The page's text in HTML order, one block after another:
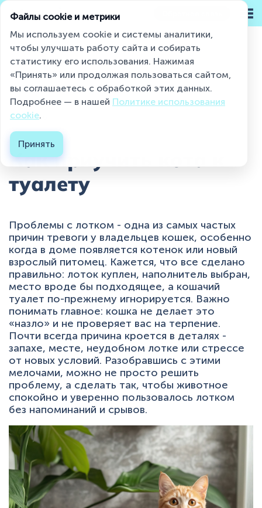
Miaumi® на страже чистоты и свежести
Каталог
О бренде
Контакты
Контакты
+7 (495) 223-95-39
hello@miaumi.ru
Статьи Как приучить кота к туалету...
26.05.2026
Как приучить кота к
туалету
Проблемы с лотком - одна из самых частых
причин тревоги у владельцев кошек, особенно
когда в доме появляется котенок или новый
взрослый питомец. Кажется, что все сделано
правильно: лоток куплен, наполнитель выбран,
место вроде бы подходящее, а кошачий
туалет по-прежнему игнорируется. Важно
понимать главное: кошка не делает это
«назло» и не проверяет вас на терпение.
Почти всегда причина кроется в деталях -
запахе, месте, неудобном лотке или стрессе
от новых условий. Разобравшись с этими
мелочами, можно не просто решить
проблему, а сделать так, чтобы животное
спокойно и уверенно пользовалось лотком
без напоминаний и срывов.
Файлы cookie и метрики
Мы используем cookie и системы аналитики,
чтобы улучшать работу сайта и собирать
статистику его использования. Нажимая
«Принять» или продолжая пользоваться сайтом,
вы соглашаетесь с обработкой этих данных.
Подробнее — в нашей Политике использования
cookie.
Принять